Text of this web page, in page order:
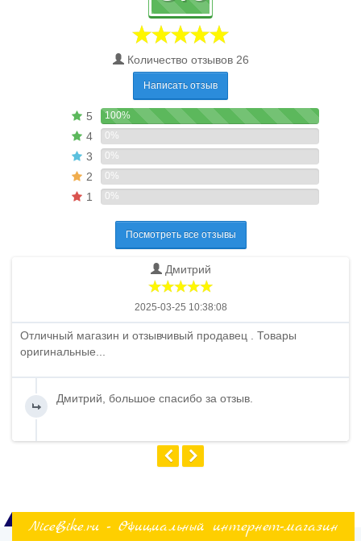
Количество отзывов 26
Написать отзыв
5 100%
4 0%
3 0%
2 0%
1 0%
Посмотреть все отзывы
Дмитрий
2025-03-25 10:38:08
Отличный магазин и отзывчивый продавец . Товары
оригинальные...
Дмитрий, большое спасибо за отзыв.
NiceBike.ru - Официальный интернет-магазин